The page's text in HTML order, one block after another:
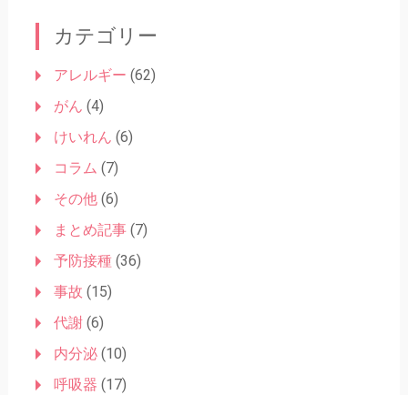
カテゴリー
アレルギー (62)
がん (4)
けいれん (6)
コラム (7)
その他(6)
まとめ記事(7)
予防接種(36)
事故 (15)
代謝(6)
内分泌(10)
呼吸器 (17)